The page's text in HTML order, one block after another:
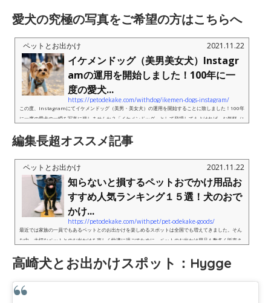
愛犬の究極の写真をご希望の方はこちらへ
ペットとお出かけ 2021.11.22
イケメンドッグ（美男美女犬）Instagr
amの運用を開始しました！100年に一
度の愛犬...
https://petodekake.com/withdog/ikemen-dogs-instagram/
この度、Instagramにてイケメンドッグ（美男・美女犬）の運用を開始することに致しました！100年
に一度の愛犬の一瞬を写真に残しませんか？「イケメンドッグ」として登場してもよければ、お気軽（I
編集長超オススメ記事
ペットとお出かけ 2021.11.22
知らないと損するペットおでかけ用品お
すすめ人気ランキング１５選！犬のおで
かけ...
https://petodekake.com/withpet/pet-odekake-goods/
最近では家族の一員でもあるペットとのお出かけを楽しめるスポットは全国でも増えてきました。そん
な中、大切なペットとのお出かけを楽しく快適に過ごすために、ペットのお出かけ用品も数多く販売さ
高崎犬とお出かけスポット：Hygge